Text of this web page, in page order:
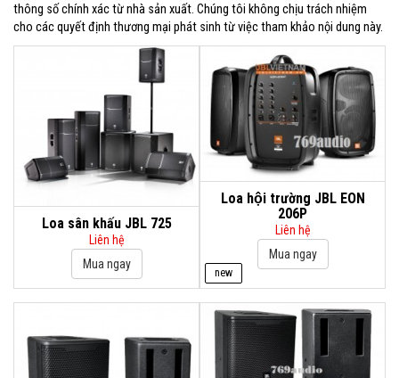
thông số chính xác từ nhà sản xuất. Chúng tôi không chịu trách nhiệm
cho các quyết định thương mại phát sinh từ việc tham khảo nội dung này.
Loa sân khấu JBL 725
Liên hệ
new
Loa hội trường JBL EON
206P
Liên hệ